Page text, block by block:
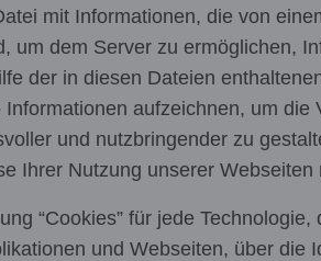
mit Informationen, die von
um dem Server zu ermöglichen,
der in diesen Dateien
aufzeichnen, um die
und nutzbringender zu
Ihrer Nutzung unserer Webseiten
“Cookies” für jede
und Webseiten, über die